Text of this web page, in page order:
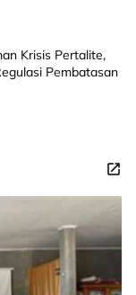
Krisis Pertalite,
Pembatasan